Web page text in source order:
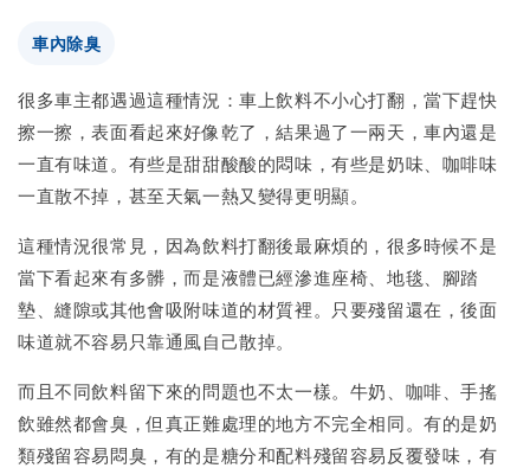
車內除臭
很多車主都遇過這種情況：車上飲料不小心打翻，當下趕快
擦一擦，表面看起來好像乾了，結果過了一兩天，車內還是
一直有味道。有些是甜甜酸酸的悶味，有些是奶味、咖啡味
一直散不掉，甚至天氣一熱又變得更明顯。
這種情況很常見，因為飲料打翻後最麻煩的，很多時候不是
當下看起來有多髒，而是液體已經滲進座椅、地毯、腳踏
墊、縫隙或其他會吸附味道的材質裡。只要殘留還在，後面
味道就不容易只靠通風自己散掉。
而且不同飲料留下來的問題也不太一樣。牛奶、咖啡、手搖
飲雖然都會臭，但真正難處理的地方不完全相同。有的是奶
類殘留容易悶臭，有的是糖分和配料殘留容易反覆發味，有